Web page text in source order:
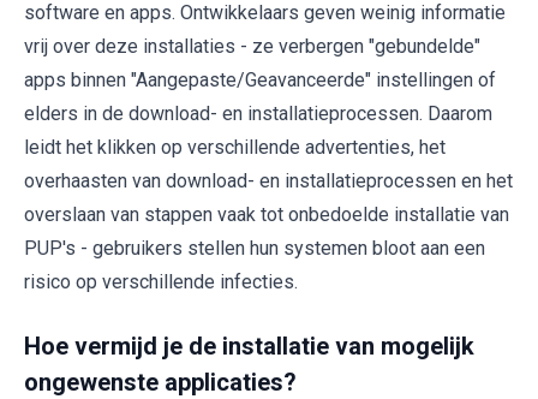
software en apps. Ontwikkelaars geven weinig informatie
vrij over deze installaties - ze verbergen "gebundelde"
apps binnen "Aangepaste/Geavanceerde" instellingen of
elders in de download- en installatieprocessen. Daarom
leidt het klikken op verschillende advertenties, het
overhaasten van download- en installatieprocessen en het
overslaan van stappen vaak tot onbedoelde installatie van
PUP's - gebruikers stellen hun systemen bloot aan een
risico op verschillende infecties.
Hoe vermijd je de installatie van mogelijk
ongewenste applicaties?